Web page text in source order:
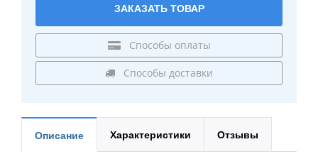
ЗАКАЗАТЬ ТОВАР
Способы оплаты
Способы доставки
Описание Характеристики Отзывы